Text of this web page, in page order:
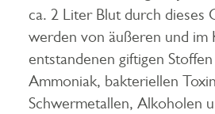
ca. 2 Liter Blut durch dieses
werden von äußeren und im
entstandenen giftigen
Ammoniak, bakteriellen
Schwermetallen, Alkoholen